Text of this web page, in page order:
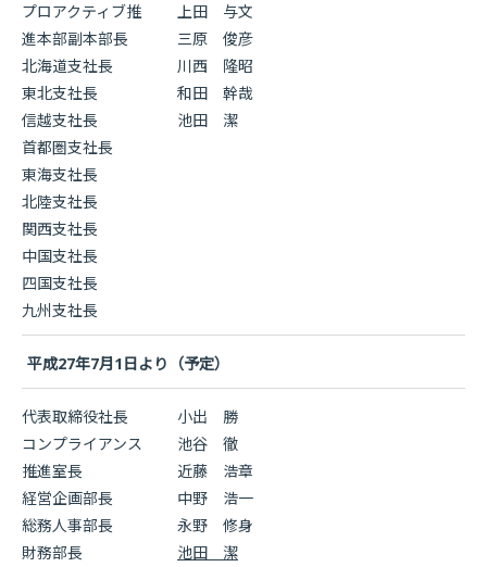
プロアクティブ推
進本部副本部長
北海道支社長
東北支社長
信越支社長
首都圏支社長
東海支社長
北陸支社長
関西支社長
中国支社長
四国支社長
九州支社長
上田 与文
三原 俊彦
川西 隆昭
和田 幹哉
池田 潔
平成27年7月1日より（予定）
代表取締役社長
コンプライアンス
推進室長
経営企画部長
総務人事部長
財務部長
小出 勝
池谷 徹
近藤 浩章
中野 浩一
永野 修身
池田 潔